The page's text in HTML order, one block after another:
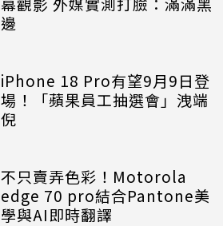
邊
iPhone 18 Pro有望9月9日登
場！「蘋果員工抽選會」洩端
倪
不只賣弄色彩！Motorola
edge 70 pro結合Pantone美
學與AI即時翻譯